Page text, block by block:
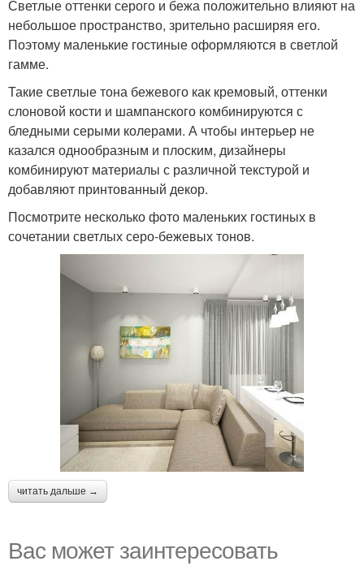
Светлые оттенки серого и бежа положительно влияют на
небольшое пространство, зрительно расширяя его.
Поэтому маленькие гостиные оформляются в светлой
гамме.
Такие светлые тона бежевого как кремовый, оттенки
слоновой кости и шампанского комбинируются с
бледными серыми колерами. А чтобы интерьер не
казался однообразным и плоским, дизайнеры
комбинируют материалы с различной текстурой и
добавляют принтованный декор.
Посмотрите несколько фото маленьких гостиных в
сочетании светлых серо-бежевых тонов.
читать дальше →
Вас может заинтересовать